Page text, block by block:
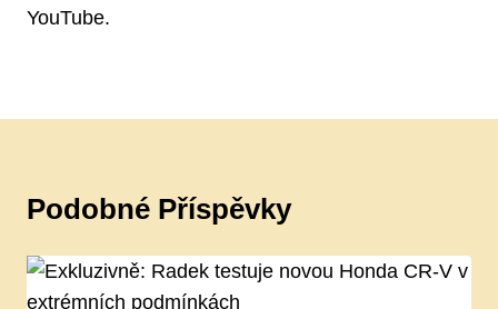
YouTube.
Podobné Příspěvky